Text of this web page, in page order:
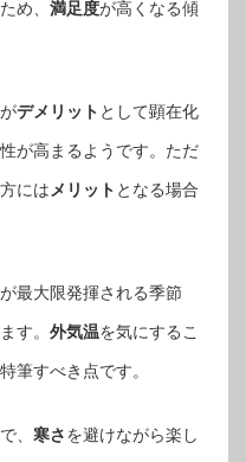
め、 満足度が高くなる傾
がデメリット として顕在化
が高まるようです。ただ
には メリット となる場合
が最大限発揮される季節
す。 外気温を気にするこ
筆すべき点です。
、 寒さを避けながら楽し